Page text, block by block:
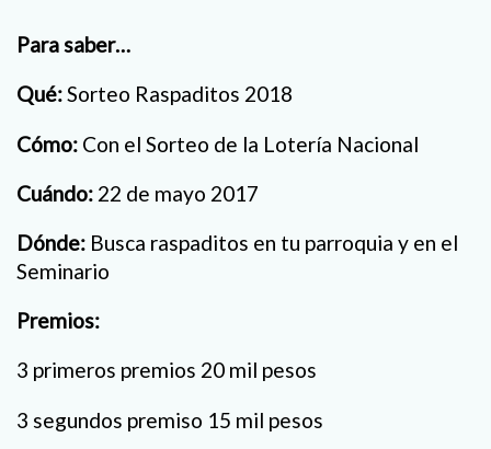
Para saber…
Qué:Sorteo Raspaditos 2018
Cómo: Con el Sorteo de la Lotería Nacional
Cuándo: 22 de mayo 2017
Dónde: Busca raspaditos en tu parroquia y en el
Seminario
Premios:
3 primeros premios 20 mil pesos
3 segundos premiso 15 mil pesos